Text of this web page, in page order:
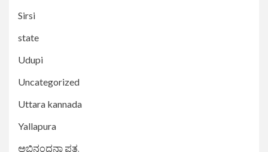
Sirsi
state
Udupi
Uncategorized
Uttara kannada
Yallapura
ಅಭಿನಂದನಾ ಪತ್ರ